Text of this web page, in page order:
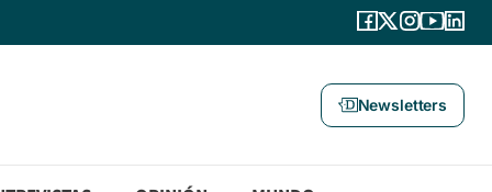
Newsletters